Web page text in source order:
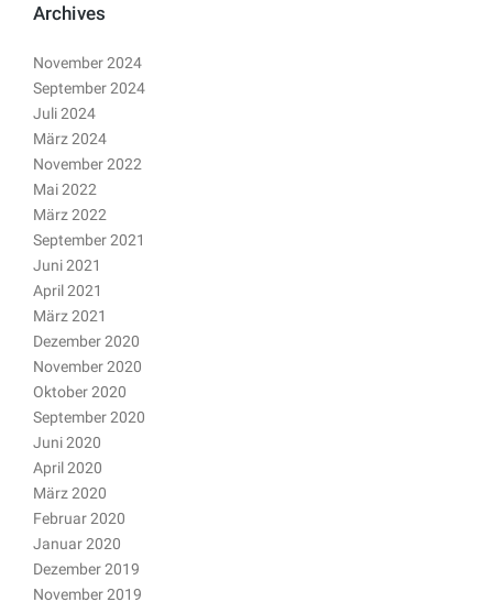
Archives
November 2024
September 2024
Juli 2024
März 2024
November 2022
Mai 2022
März 2022
September 2021
Juni 2021
April 2021
März 2021
Dezember 2020
November 2020
Oktober 2020
September 2020
Juni 2020
April 2020
März 2020
Februar 2020
Januar 2020
Dezember 2019
November 2019